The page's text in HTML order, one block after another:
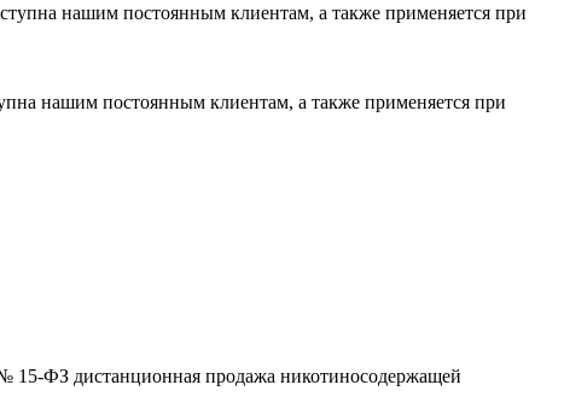
нашим постоянным клиентам, а также применяется при
нашим постоянным клиентам, а также применяется при
15-ФЗ дистанционная продажа никотиносодержащей